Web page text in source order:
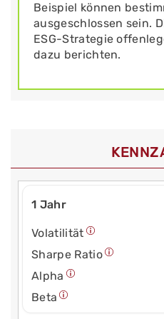
Beispiel können
ausgeschlossen sein.
ESG-Strategie
dazu berichten.
1 Jahr
Volatilität
Sharpe Ratio
Alpha
Beta